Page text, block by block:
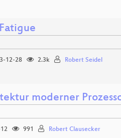
12-28 2.3k Robert Seidel
moderner
991 Robert Clausecker